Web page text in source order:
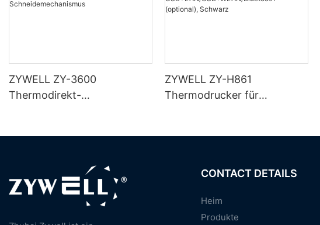
ZYWELL ZY-3600
Thermodirekt-
ZYWELL ZY-H861
Thermodrucker für
CONTACT DETAILS
Heim
Produkte